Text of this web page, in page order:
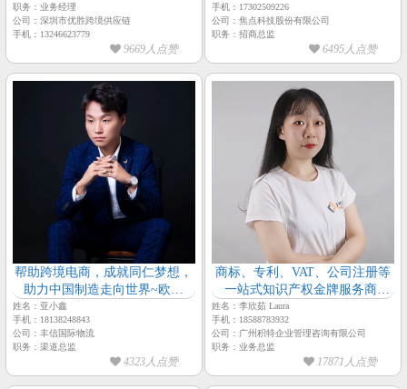
职务：业务经理
公司：深圳市优胜跨境供应链
手机：13246623779
9669人点赞
手机：17302509226
公司：焦点科技股份有限公司
职务：招商总监
6495人点赞
帮助跨境电商，成就同仁梦想，
助力中国制造走向世界~欧美
加、空运、海运、铁路
姓名：亚小鑫
手机：18138248843
公司：丰信国际物流
职务：渠道总监
4323人点赞
商标、专利、VAT、公司注册等
一站式知识产权金牌服务商-
【积特知识产权-业务总监-李欣
姓名：李欣茹 Laura
手机：18588783932
公司：广州积特企业管理咨询有限公司
职务：业务总监
17871人点赞